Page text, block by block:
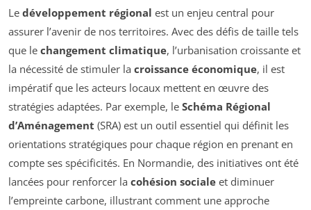
Le développement régional est un enjeu central pour
assurer l’avenir de nos territoires. Avec des défis de taille tels
que le changement climatique, l’urbanisation croissante et
la nécessité de stimuler la croissance économique, il est
impératif que les acteurs locaux mettent en œuvre des
stratégies adaptées. Par exemple, le Schéma Régional
d’Aménagement (SRA) est un outil essentiel qui définit les
orientations stratégiques pour chaque région en prenant en
compte ses spécificités. En Normandie, des initiatives ont été
lancées pour renforcer la cohésion sociale et diminuer
l’empreinte carbone, illustrant comment une approche